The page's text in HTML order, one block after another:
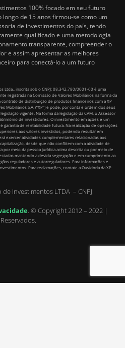
100% focado em seu futuro
de 15 anos firmou-se como um
de investimentos do país, tendo
qualificado e uma metodologia
transparente, compreender o
e assim apresentar as melhores
para conectá-lo a um futuro
Ltda., inscrita sob o CNPJ: 08.342.780/0001-60 é uma
registrada na Comissão de Valores Mobiliários na forma da
contrato de distribuição de produtos financeiros com a XP
Mobiliários S.A. (“XP”) e pode, por conta e ordem dos seus
vigente. Na forma da legislação da CVM, o Assessor
de investidores. O investimento em ações é um
garantia de rentabilidade futura. Na realização de operações
aos valores investidos, podendo resultar em
exercer atividades complementares relacionadas aos
desde que não conflitem com a atividade de
meio da pessoa jurídica acima descrita ou por meio de
mantendo a devida segregação e em cumprimento ao
reguladores e autorreguladores. Para informações e
Para reclamações, contate a Ouvidoria da XP
Investimentos LTDA – CNPJ:
. © Copyright 2012 – 2022 |